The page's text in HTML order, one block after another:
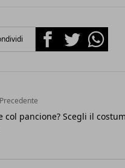
FacebookTwitterWhatsapp
col pancione? Scegli il